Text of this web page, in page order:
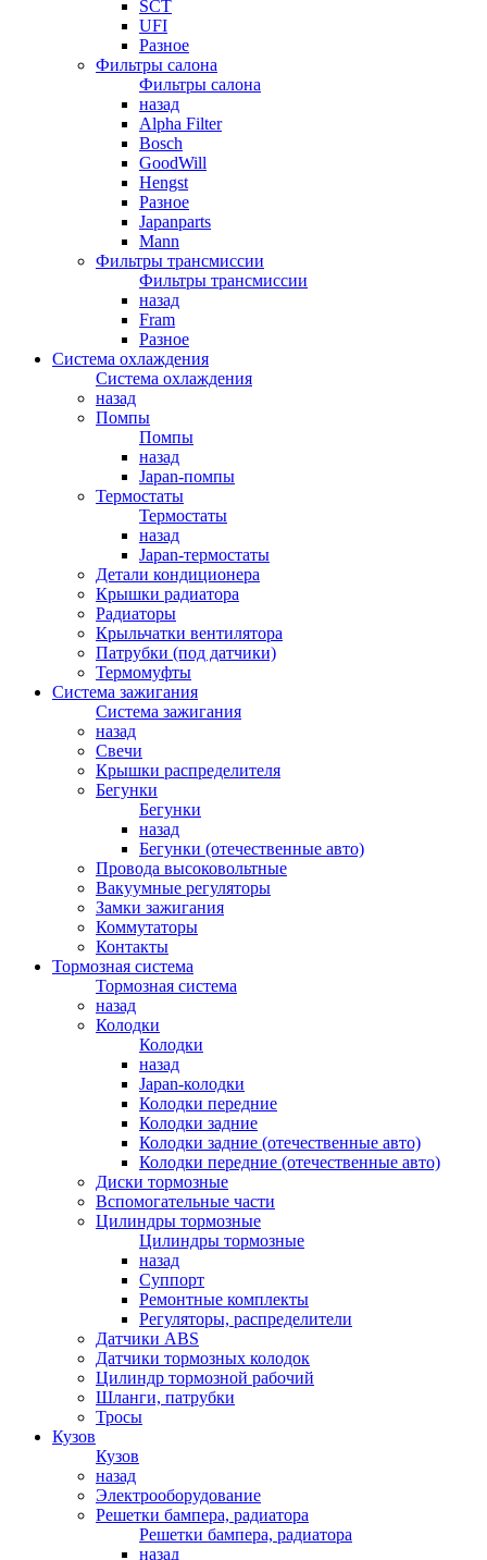
SCT
UFI
Разное
Фильтры салона
Фильтры салона
назад
Alpha Filter
Bosch
GoodWill
Hengst
Разное
Japanparts
Mann
Фильтры трансмиссии
Фильтры трансмиссии
назад
Fram
Разное
Система охлаждения
Система охлаждения
назад
Помпы
Помпы
назад
Japan-помпы
Термостаты
Термостаты
назад
Japan-термостаты
Детали кондиционера
Крышки радиатора
Радиаторы
Крыльчатки вентилятора
Патрубки (под датчики)
Термомуфты
Система зажигания
Система зажигания
назад
Свечи
Крышки распределителя
Бегунки
Бегунки
назад
Бегунки (отечественные авто)
Провода высоковольтные
Вакуумные регуляторы
Замки зажигания
Коммутаторы
Контакты
Тормозная система
Тормозная система
назад
Колодки
Колодки
назад
Japan-колодки
Колодки передние
Колодки задние
Колодки задние (отечественные авто)
Колодки передние (отечественные авто)
Диски тормозные
Вспомогательные части
Цилиндры тормозные
Цилиндры тормозные
назад
Суппорт
Ремонтные комплекты
Регуляторы, распределители
Датчики ABS
Датчики тормозных колодок
Цилиндр тормозной рабочий
Шланги, патрубки
Тросы
Кузов
Кузов
назад
Электрооборудование
Решетки бампера, радиатора
Решетки бампера, радиатора
назад